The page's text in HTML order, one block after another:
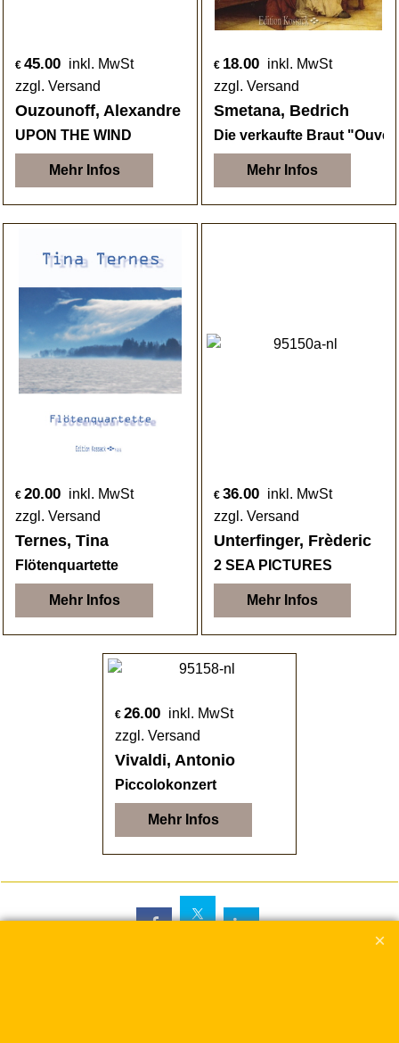
€ 45.00 inkl. MwSt
zzgl. Versand
Ouzounoff, Alexandre
UPON THE WIND
Mehr Infos
€ 18.00 inkl. MwSt
zzgl. Versand
Smetana, Bedrich
Die verkaufte Braut
Mehr Infos
€ 20.00 inkl. MwSt
zzgl. Versand
Ternes, Tina
Flötenquartette
Mehr Infos
€ 36.00 inkl. MwSt
zzgl. Versand
Unterfinger, Frèderic
2 SEA PICTURES
Mehr Infos
€ 26.00
inkl. MwSt
zzgl. Versand
Vivaldi, Antonio
Piccolokonzert
Mehr Infos